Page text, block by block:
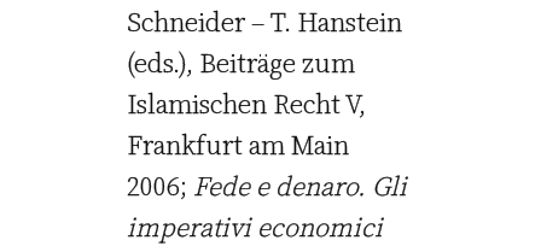
Schneider – T. Hanstein
(eds.), Beiträge zum
Islamischen Recht V,
Frankfurt am Main
2006; Fede e denaro. Gli
imperativi economici